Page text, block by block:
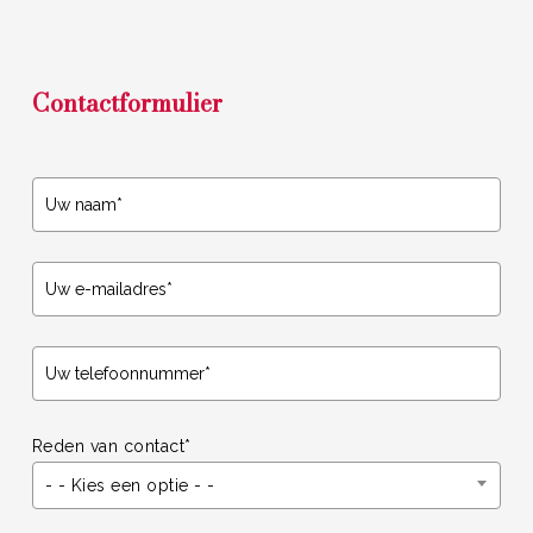
Contactformulier
Reden van contact*
- - Kies een optie - -